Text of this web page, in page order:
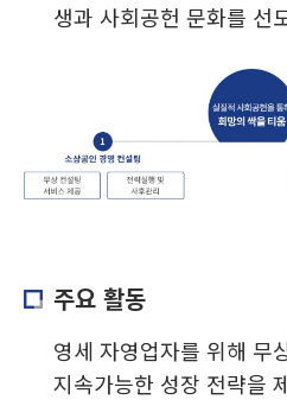
생과 사회공헌 문화를 선
주요 활동
영세 자영업자를 위해 무
지속가능한 성장 전략을